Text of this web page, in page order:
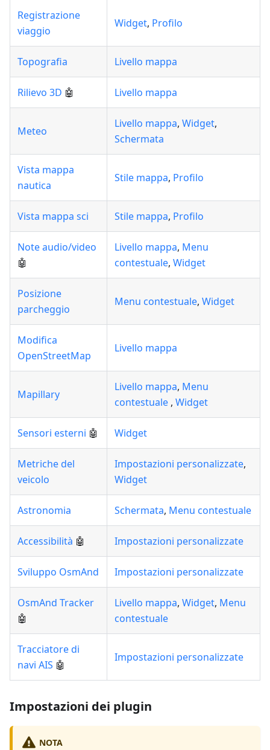
Registrazione
viaggio
Widget, Profilo
Topografia Livello mappa
Rilievo 3D 🤖 Livello mappa
Meteo
Livello mappa, Widget,
Schermata
Vista mappa
nautica
Stile mappa, Profilo
Vista mappa sci Stile mappa, Profilo
Note audio/video
🤖
Livello mappa, Menu
contestuale, Widget
Posizione
parcheggio
Menu contestuale, Widget
Modifica
OpenStreetMap
Livello mappa
Mapillary
Livello mappa, Menu
contestuale , Widget
Sensori esterni 🤖 Widget
Metriche del
veicolo
Impostazioni personalizzate,
Widget
Astronomia Schermata, Menu contestuale
Accessibilità 🤖 Impostazioni personalizzate
Sviluppo OsmAnd Impostazioni personalizzate
OsmAnd Tracker
🤖
Livello mappa, Widget, Menu
contestuale
Tracciatore di
navi AIS 🤖
Impostazioni personalizzate
Impostazioni dei plugin
NOTA